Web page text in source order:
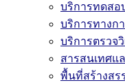
บริการทดสอ
บริการทางก
บริการตรวจ
สารสนเทศแ
พื้นที่สร้างสร